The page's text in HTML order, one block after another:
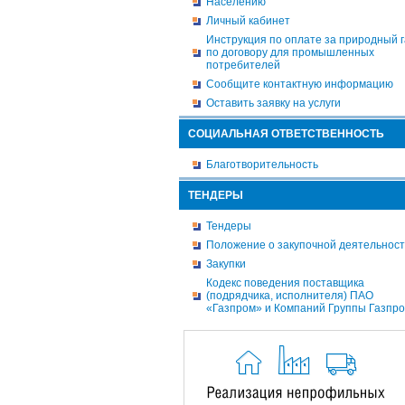
Личный кабинет
Инструкция по оплате за природный
по договору для промышленных
потребителей
Сообщите контактную информацию
Оставить заявку на услуги
СОЦИАЛЬНАЯ ОТВЕТСТВЕННОСТЬ
Благотворительность
ТЕНДЕРЫ
Тендеры
Положение о закупочной
Закупки
Кодекс поведения поставщика
(подрядчика, исполнителя) ПАО
«Газпром» и Компаний Группы